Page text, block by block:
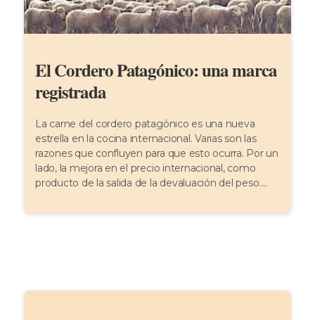
El Cordero Patagónico: una marca
registrada
La carne del cordero patagónico es una nueva
estrella en la cocina internacional. Varias son las
razones que confluyen para que esto ocurra. Por un
lado, la mejora en el precio internacional, como
producto de la salida de la devaluación del peso....